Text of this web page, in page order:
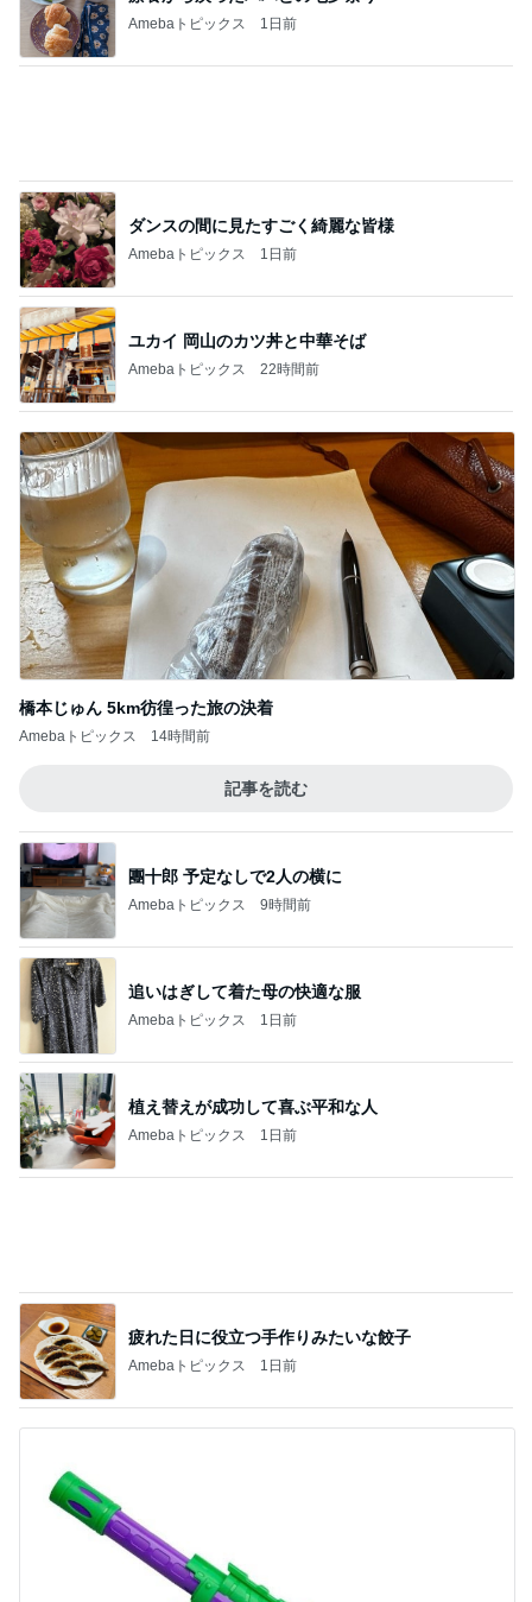
Amebaトピックス 1日前
ダンスの間に見たすごく綺麗な皆様
Amebaトピックス 1日前
ユカイ 岡山のカツ丼と中華そば
Amebaトピックス 22時間前
橋本じゅん 5km彷徨った旅の決着
Amebaトピックス 14時間前
記事を読む
團十郎 予定なしで2人の横に
Amebaトピックス 9時間前
追いはぎして着た母の快適な服
Amebaトピックス 1日前
植え替えが成功して喜ぶ平和な人
Amebaトピックス 1日前
疲れた日に役立つ手作りみたいな餃子
Amebaトピックス 1日前